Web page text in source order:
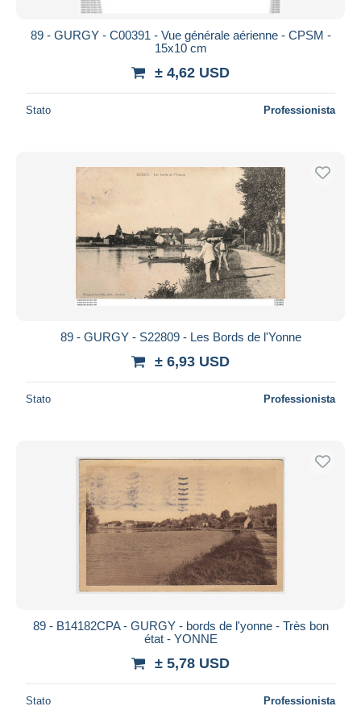
89 - GURGY - C00391 - Vue générale aérienne - CPSM -
15x10 cm
± 4,62 USD
Stato Professionista
89 - GURGY - S22809 - Les Bords de l'Yonne
± 6,93 USD
Stato Professionista
89 - B14182CPA - GURGY - bords de l'yonne - Très bon
état - YONNE
± 5,78 USD
Stato Professionista